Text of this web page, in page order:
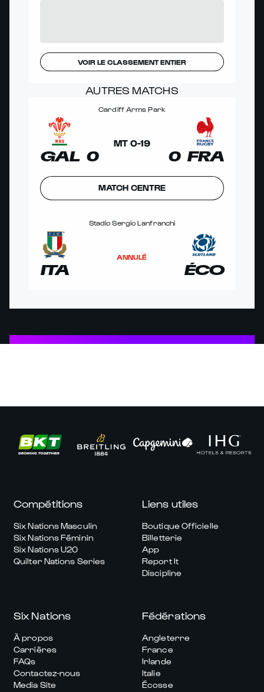
VOIR LE CLASSEMENT ENTIER
AUTRES MATCHS
Cardiff Arms Park
GAL 0
MT 0-19
FRA
0
MATCH CENTRE
Stadio Sergio Lanfranchi
ITA
ANNULÉ
ÉCO
Compétitions
Six Nations Masculin
Six Nations Féminin
Six Nations U20
Quilter Nations Series
Liens utiles
Boutique Officielle
Billetterie
App
Report It
Discipline
Six Nations
À propos
Carrières
FAQs
Contactez-nous
Media Site
Fédérations
Angleterre
France
Irlande
Italie
Écosse